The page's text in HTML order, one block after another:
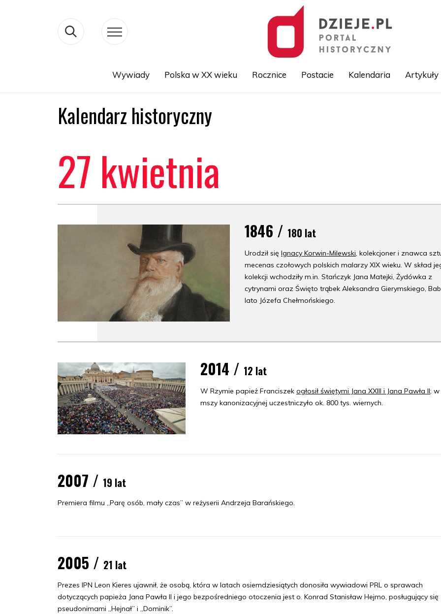
Wywiady Polska w XX wieku Rocznice Postacie Kalendaria Artykuły
Kalendarz historyczny
27 kwietnia
1846 / 180 lat
Urodził się Ignacy Korwin-Milewski, kolekcjoner i znawca
mecenas czołowych polskich malarzy XIX wieku. W skład
kolekcji wchodziły m.in. Stańczyk Jana Matejki, Żydówka z
cytrynami oraz Święto trąbek Aleksandra Gierymskiego,
lato Józefa Chełmońskiego.
2014 / 12 lat
W Rzymie papież Franciszek ogłosił świętymi Jana XXIII i Jana Pawła II; w
mszy kanonizacyjnej uczestniczyło ok. 800 tys. wiernych.
2007 / 19 lat
Premiera filmu „Parę osób, mały czas” w reżyserii Andrzeja Barańskiego.
2005 / 21 lat
Prezes IPN Leon Kieres ujawnił, że osobą, która w latach osiemdziesiątych donosiła wywiadowi PRL o sprawach
dotyczących papieża Jana Pawła II i jego bezpośredniego otoczenia jest o. Konrad Stanisław Hejmo, posługujący się
pseudonimami „Hejnał” i „Dominik”.